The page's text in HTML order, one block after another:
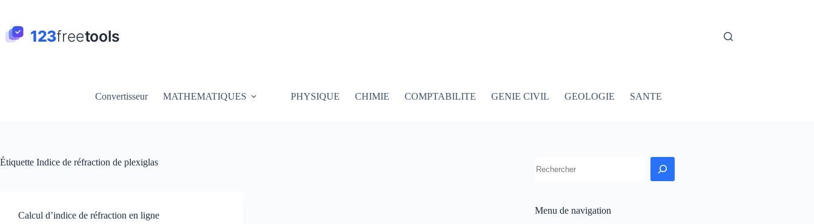
contenu
Convertisseur MATHEMATIQUES PHYSIQUE CHIMIE COMPTABILITE GENIE CIVIL GEOLOGIE SANTE
Étiquette Indice de réfraction de plexiglas
Calcul d’indice de réfraction en ligne
Menu de navigation